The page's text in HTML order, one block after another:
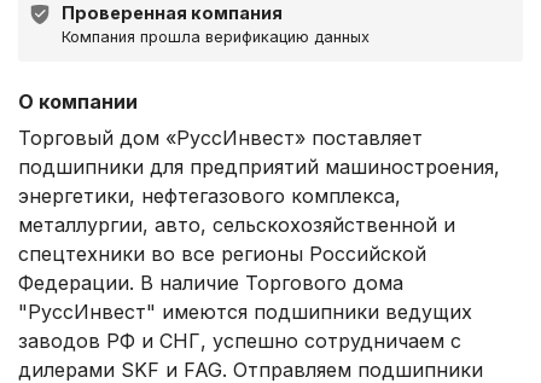
Проверенная компания
Компания прошла верификацию данных
О компании
Торговый дом «РуссИнвест» поставляет
подшипники для предприятий машиностроения,
энергетики, нефтегазового комплекса,
металлургии, авто, сельскохозяйственной и
спецтехники во все регионы Российской
Федерации. В наличие Торгового дома
"РуссИнвест" имеются подшипники ведущих
заводов РФ и СНГ, успешно сотрудничаем с
дилерами SKF и FAG. Отправляем подшипники